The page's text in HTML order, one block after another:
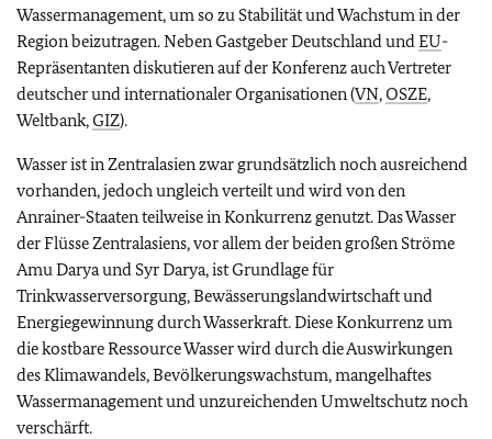
Wassermanagement, um so zu Stabilität und Wachstum in der
Region beizutragen. Neben Gastgeber Deutschland undEU-
Repräsentanten diskutieren auf der Konferenz auch Vertreter
deutscher und internationaler Organisationen (VN,OSZE,
Weltbank,GIZ).
Wasser ist in Zentralasien zwar grundsätzlich noch ausreichend
vorhanden, jedoch ungleich verteilt und wird von den
Anrainer-Staaten teilweise in Konkurrenz genutzt. Das Wasser
der Flüsse Zentralasiens, vor allem der beiden großen Ströme
Amu Darya und Syr Darya, ist Grundlage für
Trinkwasserversorgung, Bewässerungslandwirtschaft und
Energiegewinnung durch Wasserkraft. Diese Konkurrenz um
die kostbare Ressource Wasser wird durch die Auswirkungen
des Klimawandels, Bevölkerungswachstum, mangelhaftes
Wassermanagement und unzureichenden Umweltschutz noch
verschärft.